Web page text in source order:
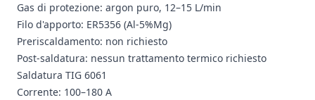
Gas di protezione: argon puro, 12–15 L/min
Filo d'apporto: ER5356 (Al-5%Mg)
Preriscaldamento: non richiesto
Post-saldatura: nessun trattamento termico richiesto
Saldatura TIG 6061
Corrente: 100–180 A